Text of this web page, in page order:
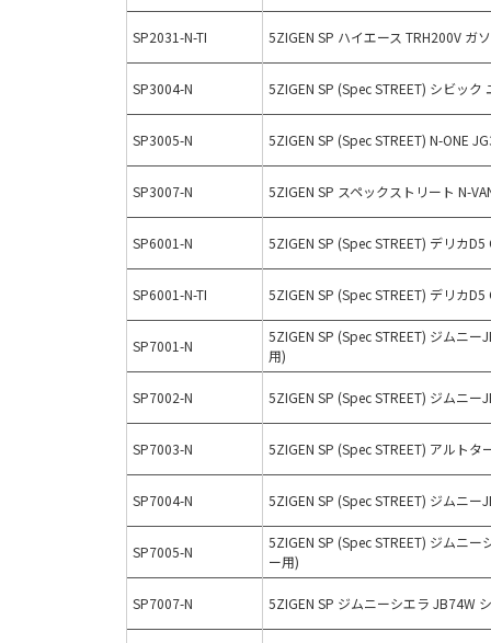
SP2031-N-TI 5ZIGEN SP ハイエース TRH200V ガ
SP3004-N 5ZIGEN SP (Spec STREET) シビック
SP3005-N 5ZIGEN SP (Spec STREET) N-ONE
SP3007-N 5ZIGEN SP スペックストリート N-
SP6001-N 5ZIGEN SP (Spec STREET) デリカD5
SP6001-N-TI 5ZIGEN SP (Spec STREET) デリカD5
SP7001-N
5ZIGEN SP (Spec STREET) ジムニ
用)
SP7002-N 5ZIGEN SP (Spec STREET) ジムニ
SP7003-N 5ZIGEN SP (Spec STREET) アルトタ
SP7004-N 5ZIGEN SP (Spec STREET) ジムニ
SP7005-N
5ZIGEN SP (Spec STREET) ジムニ
ー用)
SP7007-N 5ZIGEN SP ジムニーシエラ JB74W